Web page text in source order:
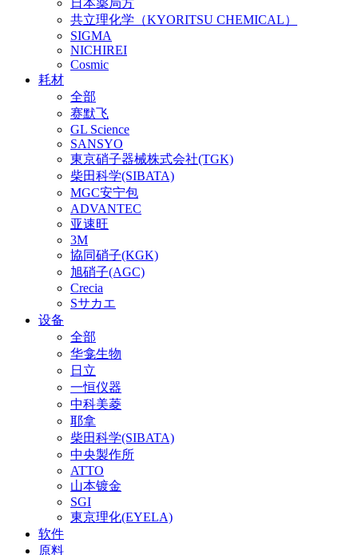
共立理化学（KYORITSU CHEMICAL）
SIGMA
NICHIREI
Cosmic
耗材
全部
赛默飞
GL Science
SANSYO
東京硝子器械株式会社(TGK)
柴田科学(SIBATA)
MGC安宁包
ADVANTEC
亚速旺
3M
協同硝子(KGK)
旭硝子(AGC)
Crecia
Sサカエ
设备
全部
华龛生物
日立
一恒仪器
中科美菱
耶拿
柴田科学(SIBATA)
中央製作所
ATTO
山本镀金
SGI
東京理化(EYELA)
软件
原料